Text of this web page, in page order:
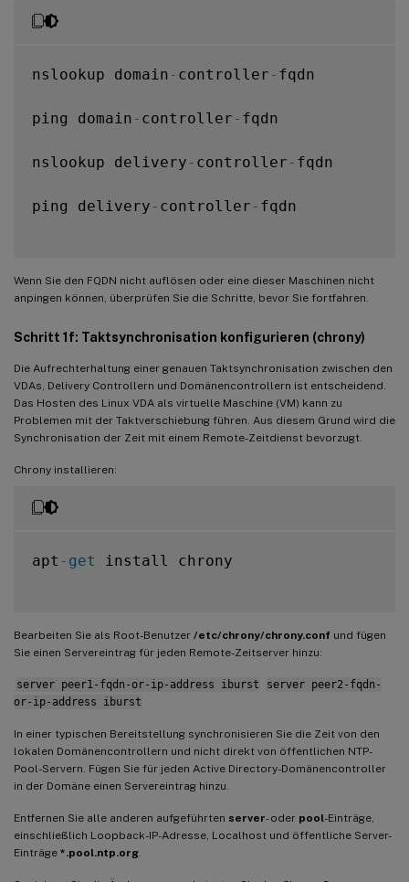
nslookup domain - controller - fqdn
ping domain - controller - fqdn
nslookup delivery - controller - fqdn
ping delivery - controller - fqdn
Wenn Sie den FQDN nicht auflösen oder eine dieser Maschinen nicht
anpingen können, überprüfen Sie die Schritte, bevor Sie fortfahren.
Schritt 1f: Taktsynchronisation konfigurieren (chrony)
Die Aufrechterhaltung einer genauen Taktsynchronisation zwischen den
VDAs, Delivery Controllern und Domänencontrollern ist entscheidend.
Das Hosten des Linux VDA als virtuelle Maschine (VM) kann zu
Problemen mit der Taktverschiebung führen. Aus diesem Grund wird die
Synchronisation der Zeit mit einem Remote-Zeitdienst bevorzugt.
Chrony installieren:
apt - get install chrony
Bearbeiten Sie als Root-Benutzer /etc/chrony/chrony.conf und fügen
Sie einen Servereintrag für jeden Remote-Zeitserver hinzu:
server peer1-fqdn-or-ip-address iburst
server peer2-fqdn-
or-ip-address iburst
In einer typischen Bereitstellung synchronisieren Sie die Zeit von den
lokalen Domänencontrollern und nicht direkt von öffentlichen NTP-
Pool-Servern. Fügen Sie für jeden Active Directory-Domänencontroller
in der Domäne einen Servereintrag hinzu.
Entfernen Sie alle anderen aufgeführten server- oder pool-Einträge,
einschließlich Loopback-IP-Adresse, Localhost und öffentliche Server-
Einträge *.pool.ntp.org